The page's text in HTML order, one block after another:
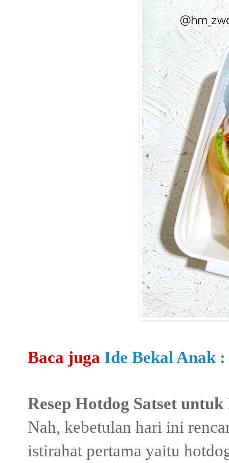
Baca juga Ide Bekal Anak
Resep Hotdog Satset
Nah, kebetulan hari ini
istirahat pertama yaitu